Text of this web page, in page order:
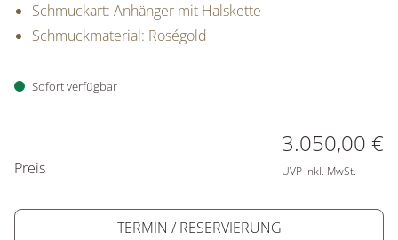
Schmuckart: Anhänger mit Halskette
Schmuckmaterial: Roségold
Sofort verfügbar
Preis
3.050,00 €
UVP inkl. MwSt.
TERMIN / RESERVIERUNG